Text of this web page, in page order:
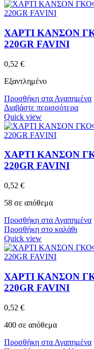
ΧΑΡΤΙ ΚΑΝΣΟΝ
220GR FAVINI
0,52 €
Εξαντλημένο
Προσθήκη στα Αγαπημένα
Διαβάστε περισσότερα
Quick view
ΧΑΡΤΙ ΚΑΝΣΟΝ
220GR FAVINI
0,52 €
58 σε απόθεμα
Προσθήκη στα Αγαπημένα
Προσθήκη στο καλάθι
Quick view
ΧΑΡΤΙ ΚΑΝΣΟΝ
220GR FAVINI
0,52 €
400 σε απόθεμα
Προσθήκη στα Αγαπημένα